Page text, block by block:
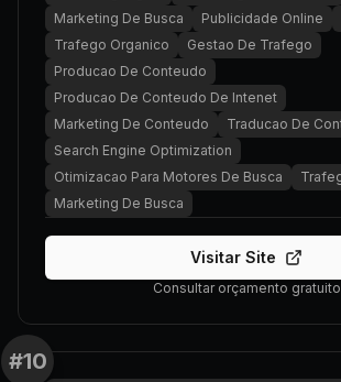
Marketing De Busca
Publicidade Online
Trafego Organico
Gestao De Trafego
Producao De Conteudo
Producao De Conteudo De Intenet
Marketing De Conteudo
Traducao De
Search Engine Optimization
Otimizacao Para Motores De Busca
Marketing De Busca
Visitar Site
Consultar orçamento gratuito
#10